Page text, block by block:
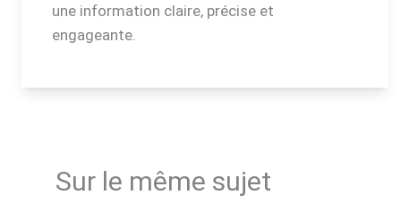
une information claire, précise et
engageante.
Sur le même sujet